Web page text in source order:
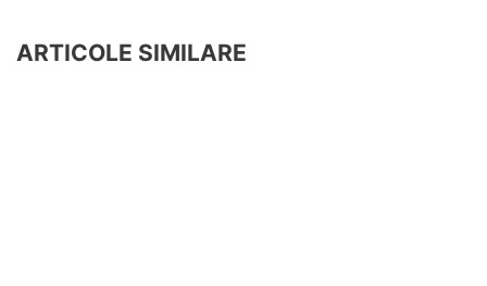
ARTICOLE SIMILARE